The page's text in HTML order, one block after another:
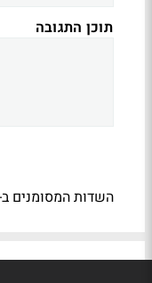
תוכן התגובה
השדות המסומנים